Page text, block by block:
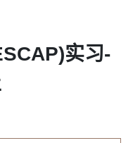
实习-